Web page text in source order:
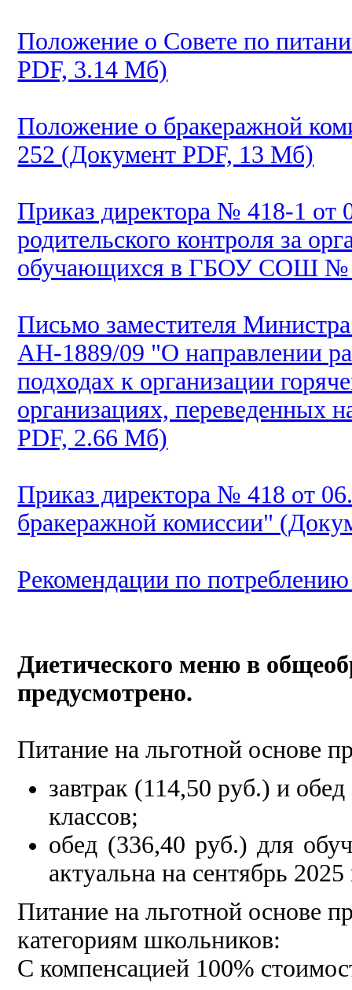
Положение о Совете по
PDF, 3.14 Мб)
Положение о бракеражной
252 (Документ PDF, 13 Мб)
Приказ директора № 418-1 от
родительского контроля за
обучающихся в ГБОУ СОШ №
Письмо заместителя
АН-1889/09 "О направлении
подходах к организации
организациях, переведенных
PDF, 2.66 Мб)
Приказ директора № 418 от
бракеражной комиссии"
Рекомендации по
Диетического меню в
предусмотрено.
Питание на льготной основе
завтрак (114,50 руб.) и
классов;
обед (336,40 руб.) для
актуальна на сентябрь 2025
Питание на льготной основе
категориям школьников:
С компенсацией 100%